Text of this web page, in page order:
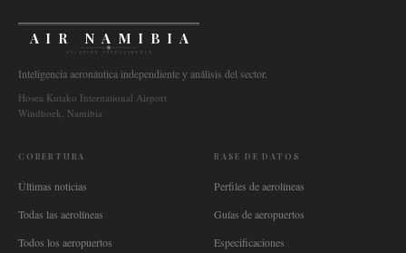
AIR NAMIBIA
AVIATION INTELLIGENCE
Inteligencia aeronáutica independiente y análisis del sector.
Hosea Kutako International Airport
Windhoek, Namibia
COBERTURA
Últimas noticias
Todas las aerolíneas
Todos los aeropuertos
BASE DE DATOS
Perfiles de aerolíneas
Guías de aeropuertos
Especificaciones